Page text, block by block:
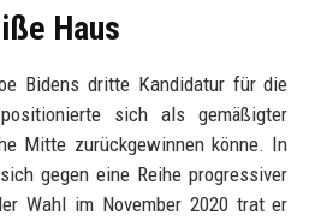
Haus
Bidens dritte Kandidatur für die
sich als gemäßigter
Mitte zurückgewinnen könne. In
gegen eine Reihe progressiver
Wahl im November 2020 trat er